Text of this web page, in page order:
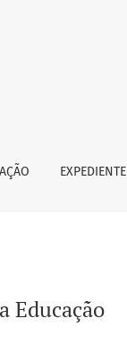
EXPEDIENTE
Educação